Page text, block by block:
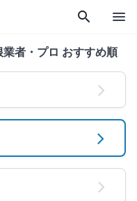
search menu
者・プロ おすすめ順